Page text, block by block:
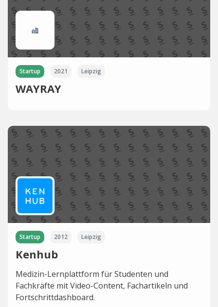
Startup 2021 Leipzig
WAYRAY
Startup 2012 Leipzig
Kenhub
Medizin-Lernplattform für Studenten und
Fachkräfte mit Video-Content, Fachartikeln und
Fortschrittdashboard.